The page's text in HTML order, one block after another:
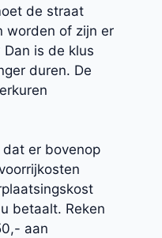
de straat
worden of zijn er
is de klus
duren. De
er bovenop
betaalt. Reken
aan